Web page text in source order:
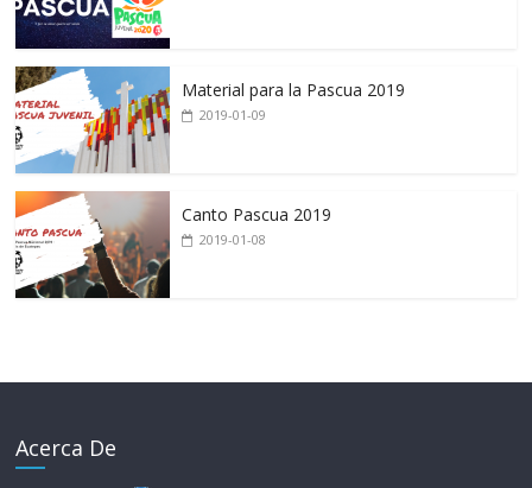
Material para la Pascua 2019
2019-01-09
Canto Pascua 2019
2019-01-08
Acerca De